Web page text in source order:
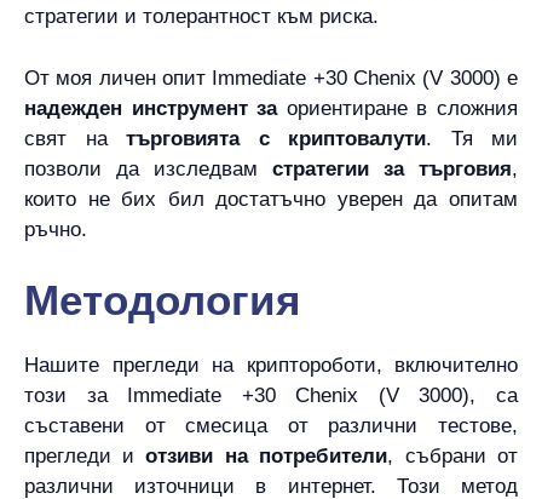
стратегии и толерантност към риска.
От моя личен опит Immediate +30 Chenix (V 3000) е
надежден инструмент заориентиране в сложния
свят на търговията с криптовалути. Тя ми
позволи да изследвам стратегии за търговия,
които не бих бил достатъчно уверен да опитам
ръчно.
Методология
Нашите прегледи на криптороботи, включително
този за Immediate +30 Chenix (V 3000), са
съставени от смесица от различни тестове,
прегледи и отзиви на потребители, събрани от
различни източници в интернет. Този метод